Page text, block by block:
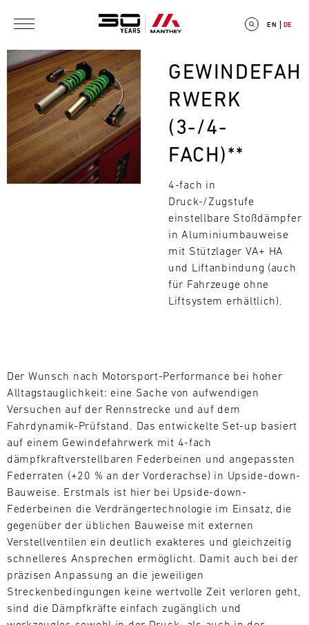
E
V
N
D
A
R
AUG
Mo. Di. Mi. Do. Fr. Sa. So.
1 2 3 4 5 6 7 8
EN DE
Bild
GEWINDEFAH
RWERK
(3-/4-
FACH)**
4-fach in
Druck-/Zugstufe
einstellbare Stoßdämpfer
in Aluminiumbauweise
mit Stützlager VA+ HA
und Liftanbindung (auch
für Fahrzeuge ohne
Liftsystem erhältlich).
Der Wunsch nach Motorsport-Performance bei hoher
Alltagstauglichkeit: eine Sache von aufwendigen
Versuchen auf der Rennstrecke und auf dem
Fahrdynamik-Prüfstand. Das entwickelte Set-up basiert
auf einem Gewindefahrwerk mit 4-fach
dämpfkraftverstellbaren Federbeinen und angepassten
Federraten (+20 % an der Vorderachse) in Upside-down-
Bauweise. Erstmals ist hier bei Upside-down-
Federbeinen die Verdrängertechnologie im Einsatz, die
gegenüber der üblichen Bauweise mit externen
Verstellventilen ein deutlich exakteres und gleichzeitig
schnelleres Ansprechen ermöglicht. Damit auch bei der
präzisen Anpassung an die jeweiligen
Streckenbedingungen keine wertvolle Zeit verloren geht,
sind die Dämpfkräfte einfach zugänglich und